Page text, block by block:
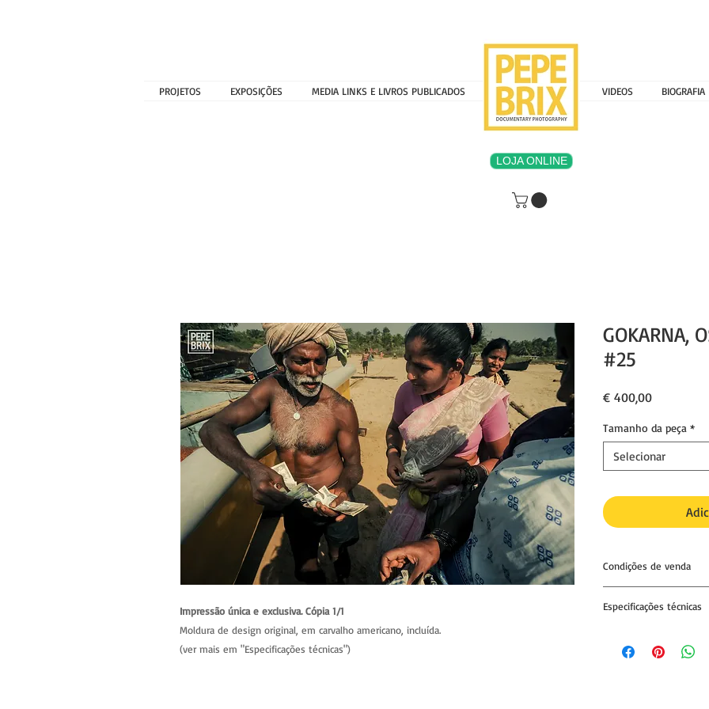
PROJETOS EXPOSIÇÕES MEDIA LINKS E LIVROS PUBLICADOS MENU 000000000 VIDEOS BIOGRAFIA
LOJA ONLINE
Impressão única e exclusiva. Cópia 1/1
Moldura de design original, em carvalho americano, incluída.
(ver mais em "Especificações técnicas")
GOKARNA,
#25
€ 400,00Preço
Tamanho da peça *
Selecionar
Condições de venda
excepto para
autorização do
Especificações técnicas
Papel fine art, acid